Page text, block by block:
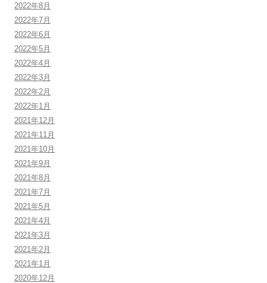
2022年8月
2022年7月
2022年6月
2022年5月
2022年4月
2022年3月
2022年2月
2022年1月
2021年12月
2021年11月
2021年10月
2021年9月
2021年8月
2021年7月
2021年5月
2021年4月
2021年3月
2021年2月
2021年1月
2020年12月